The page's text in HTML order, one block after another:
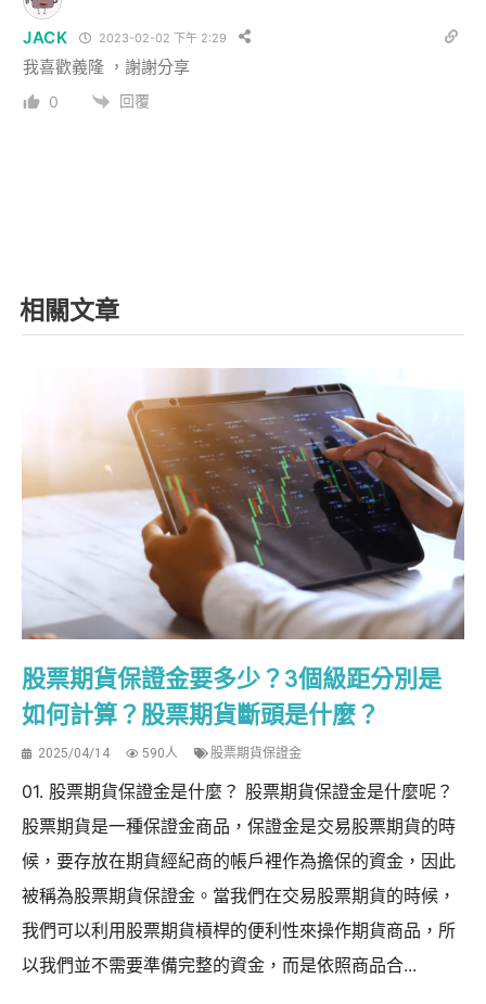
JACK 2023-02-02 下午 2:29
我喜歡義隆 ，謝謝分享
0 回覆
相關文章
股票期貨保證金要多少？3個級距分別是
如何計算？股票期貨斷頭是什麼？
2025/04/14 590人 股票期貨保證金
01. 股票期貨保證金是什麼？ 股票期貨保證金是什麼呢？
股票期貨是一種保證金商品，保證金是交易股票期貨的時
候，要存放在期貨經紀商的帳戶裡作為擔保的資金，因此
被稱為股票期貨保證金。當我們在交易股票期貨的時候，
我們可以利用股票期貨槓桿的便利性來操作期貨商品，所
以我們並不需要準備完整的資金，而是依照商品合...